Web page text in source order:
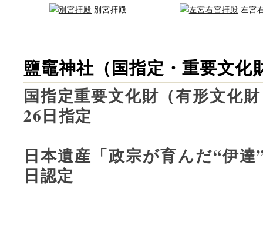
別宮拝殿 左宮
鹽竈神社（国指定・重要文化
国指定重要文化財（有形文化
26日指定
日本遺産「政宗が育んだ“伊
日認定